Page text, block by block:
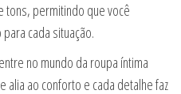
tons, permitindo que você
cada situação.
no mundo da roupa íntima
alia ao conforto e cada detalhe faz